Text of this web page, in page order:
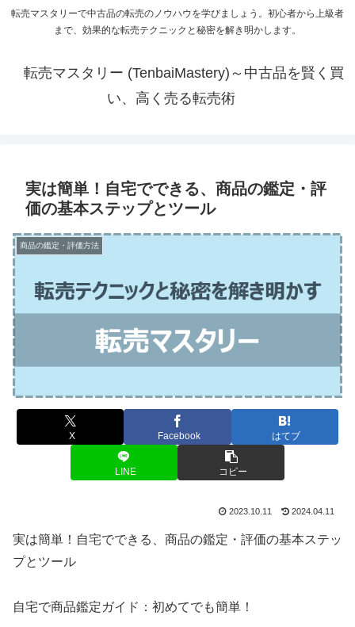
転売マスタリーで中古品の転売のノウハウを学びましょう。初心者から上級者
まで、効果的な転売テクニックと秘密を解き明かします。
転売マスタリー (TenbaiMastery)～中古品を賢く買
い、高く売る転売術
実は簡単！自宅でできる、商品の鑑定・評
価の基本ステップとツール
商品の鑑定・評価方法
X Facebook はてブ
LINE コピー
2023.10.11 2024.04.11
実は簡単！自宅でできる、商品の鑑定・評価の基本ステッ
プとツール
自宅で商品鑑定ガイド：初めてでも簡単！